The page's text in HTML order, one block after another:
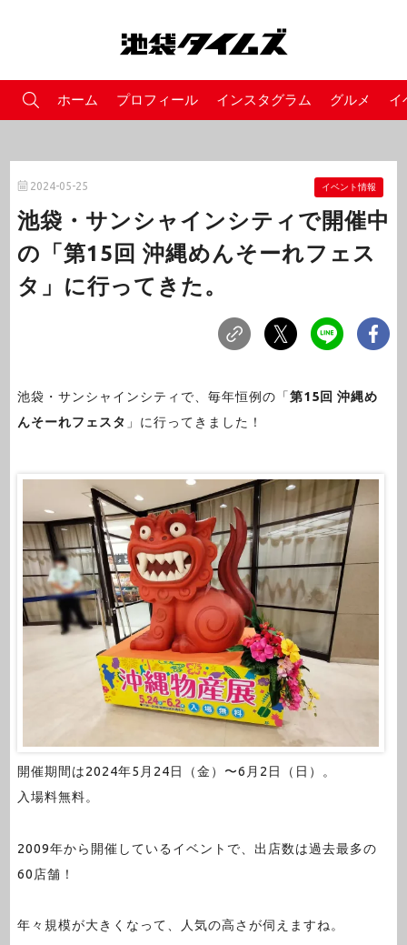
ホーム プロフィール インスタグラム グルメ イ
2024-05-25 イベント情報
池袋・サンシャインシティで開催中
の「第15回 沖縄めんそーれフェス
タ」に行ってきた。
池袋・サンシャインシティで、毎年恒例の「第15回 沖縄め
んそーれフェスタ 」に行ってきました！
開催期間は2024年5月24日（金）〜6月2日（日）。
入場料無料。
2009年から開催しているイベントで、出店数は過去最多の
60店舗！
年々規模が大きくなって、人気の高さが伺えますね。